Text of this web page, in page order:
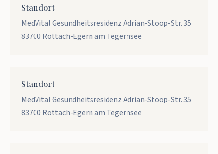
Standort
MedVital Gesundheitsresidenz Adrian-Stoop-Str. 35
83700 Rottach-Egern am Tegernsee
Standort
MedVital Gesundheitsresidenz Adrian-Stoop-Str. 35
83700 Rottach-Egern am Tegernsee